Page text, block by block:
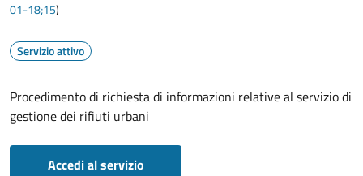
01-18;15)
Servizio attivo
Procedimento di richiesta di informazioni relative al servizio di
gestione dei rifiuti urbani
Accedi al servizio